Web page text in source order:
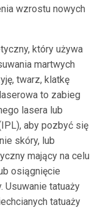
wzrostu nowych
który używa
martwych
twarz, klatkę
to zabieg
lasera lub
aby pozbyć się
skóry, lub
mający na celu
osiągnięcie
Usuwanie tatuaży
tatuaży